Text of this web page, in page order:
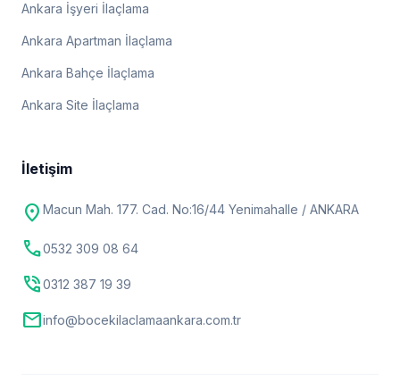
Ankara İşyeri İlaçlama
Ankara Apartman İlaçlama
Ankara Bahçe İlaçlama
Ankara Site İlaçlama
İletişim
location_on Macun Mah. 177. Cad. No:16/44 Yenimahalle / ANKARA
call0532 309 08 64
phone_in_talk0312 387 19 39
mailinfo@bocekilaclamaankara.com.tr